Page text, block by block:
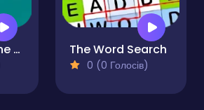
Puzzle - Get the pattern The Word Search
0 (0 Голосів)